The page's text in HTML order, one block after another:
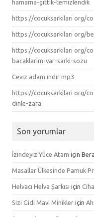
hamama-gittik-temizlendik
https://cocuksarkilari org/
https://cocuksarkilari org/
https://cocuksarkilari org/
bacaklarim-var-sarki-sozu
Cevız adam ındır mp3
https://cocuksarkilari org/
dinle-zara
Son yorumlar
İzindeyiz Yüce Atam için
Masallar Ülkesinde Pamuk
Helvacı Helva Şarkısı için
Sizi Gidi Mavi Minikler için